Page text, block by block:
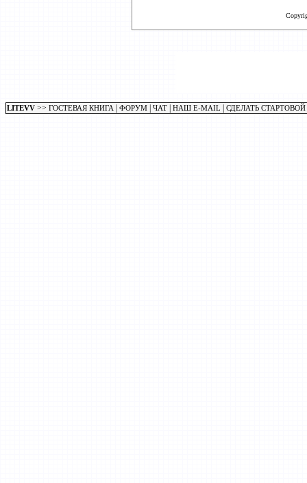
LITEVV >> ГОСТЕВАЯ КНИГА ФОРУМ ЧАТ НАШ E-MAIL СДЕЛАТЬ СТАРТОВОЙ